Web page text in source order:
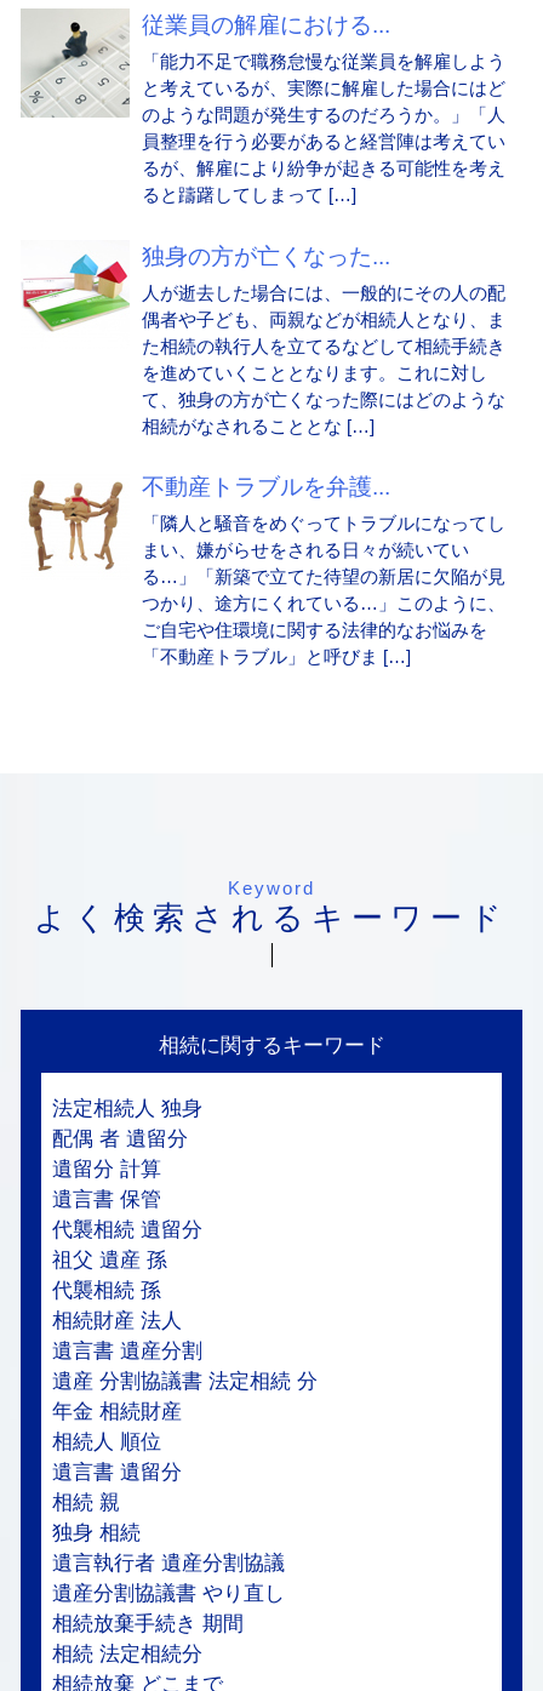
従業員の解雇における...
「能力不足で職務怠慢な従業員を解雇しよう
と考えているが、実際に解雇した場合にはど
のような問題が発生するのだろうか。」「人
員整理を行う必要があると経営陣は考えてい
るが、解雇により紛争が起きる可能性を考え
ると躊躇してしまって […]
独身の方が亡くなった...
人が逝去した場合には、一般的にその人の配
偶者や子ども、両親などが相続人となり、ま
た相続の執行人を立てるなどして相続手続き
を進めていくこととなります。これに対し
て、独身の方が亡くなった際にはどのような
相続がなされることとな […]
不動産トラブルを弁護...
「隣人と騒音をめぐってトラブルになってし
まい、嫌がらせをされる日々が続いてい
る…」「新築で立てた待望の新居に欠陥が見
つかり、途方にくれている…」このように、
ご自宅や住環境に関する法律的なお悩みを
「不動産トラブル」と呼びま […]
Keyword
よく検索されるキーワード
相続に関するキーワード
法定相続人 独身
配偶 者 遺留分
遺留分 計算
遺言書 保管
代襲相続 遺留分
祖父 遺産 孫
代襲相続 孫
相続財産 法人
遺言書 遺産分割
遺産 分割協議書 法定相続 分
年金 相続財産
相続人 順位
遺言書 遺留分
相続 親
独身 相続
遺言執行者 遺産分割協議
遺産分割協議書 やり直し
相続放棄手続き 期間
相続 法定相続分
相続放棄 どこまで